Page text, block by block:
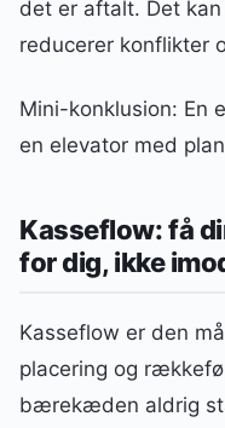
det er aftalt. Det
reducerer konflikter
Mini-konklusion: En
en elevator med
Kasseflow: få
for dig, ikke
Kasseflow er den
placering og
bærekæden aldrig